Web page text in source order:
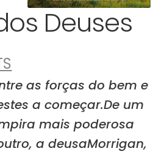
Deuses
as forças do bem e
a começar.De um
mais poderosa
a deusaMorrigan,